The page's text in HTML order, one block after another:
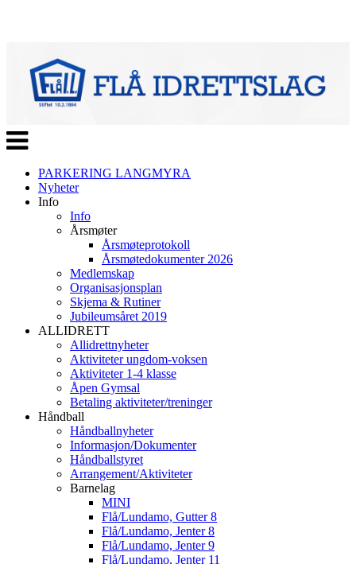
Veksle
navigasjon
PARKERING LANGMYRA
Nyheter
Info
Info
Årsmøter
Årsmøteprotokoll
Årsmøtedokumenter 2026
Medlemskap
Organisasjonsplan
Skjema & Rutiner
Jubileumsåret 2019
ALLIDRETT
Allidrettnyheter
Aktiviteter ungdom-voksen
Aktiviteter 1-4 klasse
Åpen Gymsal
Betaling aktiviteter/treninger
Håndball
Håndballnyheter
Informasjon/Dokumenter
Håndballstyret
Arrangement/Aktiviteter
Barnelag
MINI
Flå/Lundamo, Gutter 8
Flå/Lundamo, Jenter 8
Flå/Lundamo, Jenter 9
Flå/Lundamo, Jenter 11